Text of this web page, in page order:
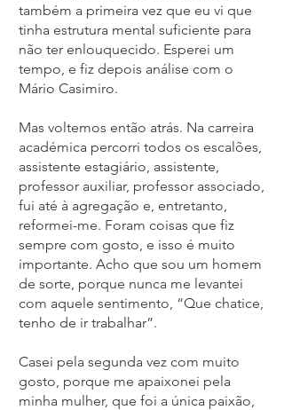
também a primeira vez que eu vi que
tinha estrutura mental suficiente para
não ter enlouquecido. Esperei um
tempo, e fiz depois análise com o
Mário Casimiro.
Mas voltemos então atrás. Na carreira
académica percorri todos os escalões,
assistente estagiário, assistente,
professor auxiliar, professor associado,
fui até à agregação e, entretanto,
reformei-me. Foram coisas que fiz
sempre com gosto, e isso é muito
importante. Acho que sou um homem
de sorte, porque nunca me levantei
com aquele sentimento, “Que chatice,
tenho de ir trabalhar”.
Casei pela segunda vez com muito
gosto, porque me apaixonei pela
minha mulher, que foi a única paixão,